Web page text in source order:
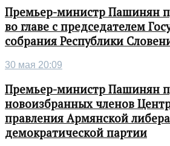
Премьер-министр Пашинян
во главе с председателем
собрания Республики
30 мая 20:09
Премьер-министр Пашинян
новоизбранных членов
правления Армянской
демократической партии